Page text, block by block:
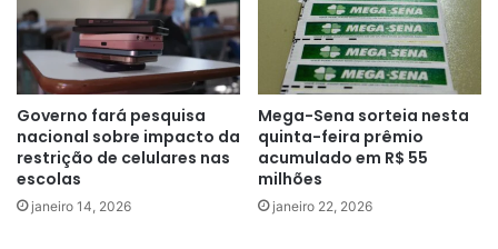
Governo fará pesquisa
nacional sobre impacto da
restrição de celulares nas
escolas
janeiro 14, 2026
Mega-Sena sorteia nesta
quinta-feira prêmio
acumulado em R$ 55
milhões
janeiro 22, 2026